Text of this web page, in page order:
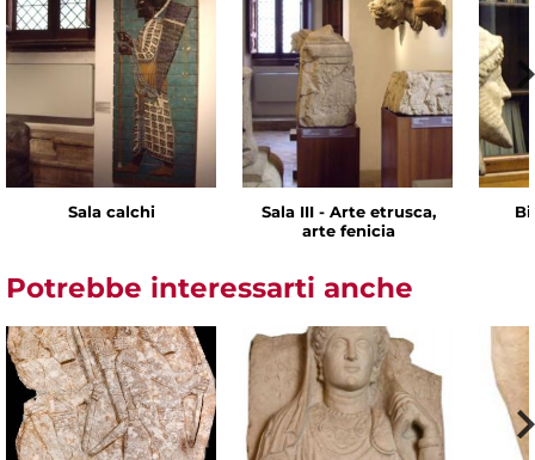
Sala calchi
Sala III - Arte etrusca,
arte fenicia
Potrebbe interessarti anche